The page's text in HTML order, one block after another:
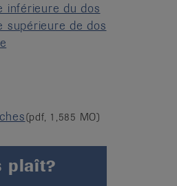
inférieure du dos
supérieure de dos
(pdf, 1,585 MO)
plaît?